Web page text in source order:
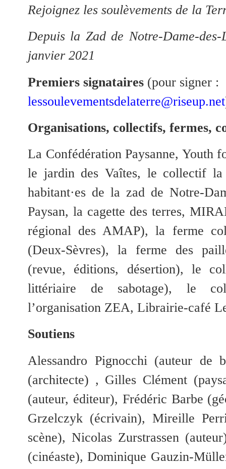
Rejoignez les soulèvements de la
Depuis la Zad de Notre-Dame-
janvier 2021
Premiers signataires (pour signer :
lessoulevementsdelaterre@riseup.net
Organisations, collectifs, fermes,
La Confédération Paysanne, Youth
le jardin des Vaîtes, le collectif la
habitant·es de la zad de Notre-
Paysan, la cagette des terres,
régional des AMAP), la ferme
(Deux-Sèvres), la ferme des
(revue, éditions, désertion), le
littériaire de sabotage), le
l’organisation ZEA, Librairie-café
Soutiens
Alessandro Pignocchi (auteur de
(architecte) , Gilles Clément
(auteur, éditeur), Frédéric Barbe
Grzelczyk (écrivain), Mireille
scène), Nicolas Zurstrassen
(cinéaste), Dominique Gauzin-